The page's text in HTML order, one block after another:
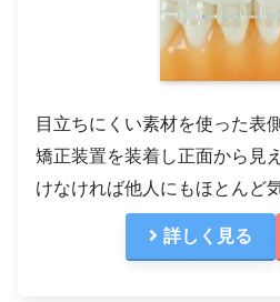
目立ちにくい素材を使った表
矯正装置を装着し正面から見
けなければ他人にもほとんど
詳しく見る